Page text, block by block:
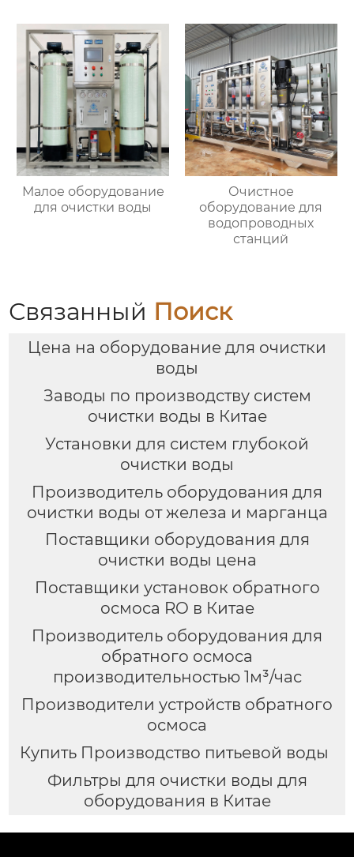
Малое оборудование
для очистки воды
Очистное
оборудование для
водопроводных
станций
Связанный Поиск
Цена на оборудование для очистки
воды
Заводы по производству систем
очистки воды в Китае
Установки для систем глубокой
очистки воды
Производитель оборудования для
очистки воды от железа и марганца
Поставщики оборудования для
очистки воды цена
Поставщики установок обратного
осмоса RO в Китае
Производитель оборудования для
обратного осмоса
производительностью 1м³/час
Производители устройств обратного
осмоса
Купить Производство питьевой воды
Фильтры для очистки воды для
оборудования в Китае